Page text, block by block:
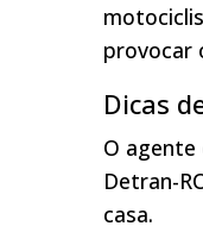
provocar
Dicas
O
Detran-
casa.